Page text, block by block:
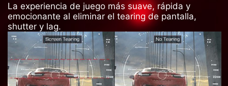
La experiencia de juego más suave, rápida y
emocionante al eliminar el tearing de pantalla,
shutter y lag.